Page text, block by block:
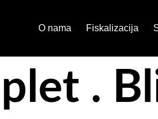
O nama Fiskalizacija
.